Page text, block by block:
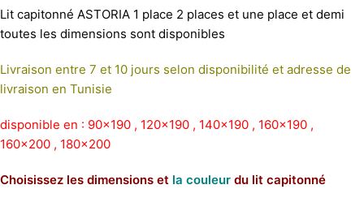
Lit capitonné ASTORIA 1 place 2 places et une place et demi
toutes les dimensions sont disponibles
Livraison entre 7 et 10 jours selon disponibilité et adresse de
livraison en Tunisie
disponible en : 90×190 , 120×190 , 140×190 , 160×190 ,
160×200 , 180×200
Choisissez les dimensions et la couleur du lit capitonné